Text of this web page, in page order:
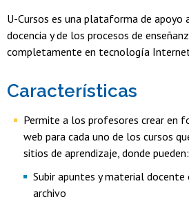
U-Cursos es una plataforma de apoyo
docencia y de los procesos de
completamente en tecnología
Características
Permite a los profesores crear en
web para cada uno de los cursos
sitios de aprendizaje, donde pueden:
Subir apuntes y material
archivo